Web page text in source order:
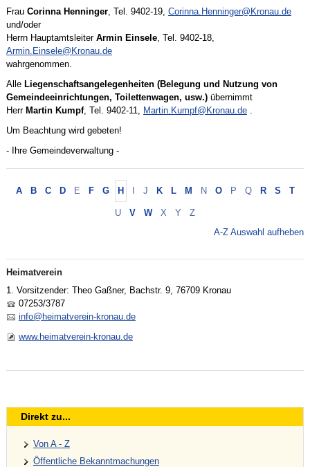
Anlagen im Vereinsgelände Mühlhaag ein regelrechtes Vereinszentrum.
Multifunktional genutzt wird das ehemalige Kronauer Schulhaus. Das
historische Gebäude beherbergt einen großen Versammlungsraum und
Proberäume für die Vereine sowie die Volkshochschule. Die Vereinsräume
des Gesangvereins "Frohsinn" und des Heimatvereins ausgebaut und
erfreuen sich großer Beliebtheit bei ihren Nutzern.
Verfügung stehen.
Neben der Bereitstellung von Räumen und Gelände für Aktivitäten
unterstützt die Gemeinde das Vereinsleben und die Jugendarbeit finanziell
mit einem Förderprogramm.
Frau Corinna Henninger, Tel. 9402-19, Corinna.Henninger@Kronau.de
und/oder
Herrn Hauptamtsleiter Armin Einsele, Tel. 9402-18,
Armin.Einsele@Kronau.de
wahrgenommen.
Alle Liegenschaftsangelegenheiten (Belegung und Nutzung von
Gemeindeeinrichtungen, Toilettenwagen, usw.)übernimmt
Herr Martin Kumpf, Tel. 9402-11, Martin.Kumpf@Kronau.de.
Um Beachtung wird gebeten!
- Ihre Gemeindeverwaltung -
A B C D E F G H J K L M N O P Q R S T
U V W X Y
Z
A-Z Auswahl aufheben
Heimatverein
1. Vorsitzender: Theo Gaßner, Bachstr. 9, 76709 Kronau
07253/3787
info@ heimatverein-kronau.de
www.heimatverein-kronau.de
Direkt zu...
Von A - Z
Öffentliche Bekanntmachungen